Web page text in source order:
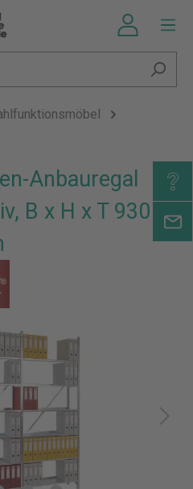
Anbauregal
B x H x T 930 x